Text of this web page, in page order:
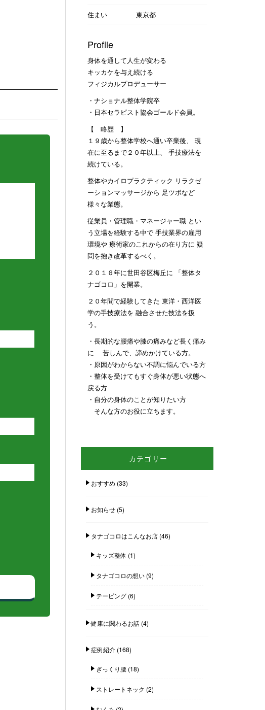
住まい
東京都
Profile
身体を通して人生が変わる
キッカケを与え続ける
フィジカルプロデューサー
・ナショナル整体学院卒
・日本セラピスト協会ゴールド会員。
【 略歴 】
１９歳から整体学校へ通い卒業後、 現
在に至るまで２０年以上、 手技療法を
続けている。
整体やカイロプラクティック リラクゼ
ーションマッサージから 足ツボなど
様々な業態。
従業員・管理職・マネージャー職 とい
う立場を経験する中で 手技業界の雇用
環境や 療術家のこれからの在り方に 疑
問を抱き改革するべく。
２０１６年に世田谷区梅丘に 「整体タ
ナゴコロ」を開業。
２０年間で経験してきた 東洋・西洋医
学の手技療法を 融合させた技法を扱
う。
・長期的な腰痛や膝の痛みなど長く痛み
に 苦しんで、諦めかけている方。
・原因がわからない不調に悩んでいる方
・整体を受けてもすぐ身体が悪い状態へ
戻る方
・自分の身体のことが知りたい方
そんな方のお役に立ちます。
カテゴリー
おすすめ (33)
お知らせ(5)
タナゴコロはこんなお店(46)
キッズ整体 (1)
タナゴコロの想い(9)
テーピング(6)
健康に関わるお話(4)
症例紹介(168)
ぎっくり腰(18)
ストレートネック (2)